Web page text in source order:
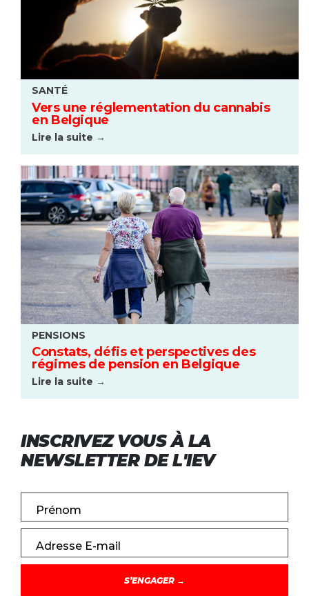
SANTÉ
Vers une réglementation du cannabis
en Belgique
Lire la suite →
PENSIONS
Constats, défis et perspectives des
régimes de pension en Belgique
Lire la suite →
INSCRIVEZ VOUS À LA
NEWSLETTER DE L'IEV
Prénom
Adresse E-mail